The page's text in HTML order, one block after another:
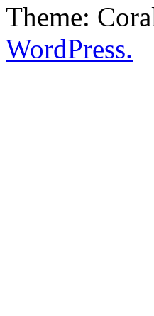
Theme:
WordPress.